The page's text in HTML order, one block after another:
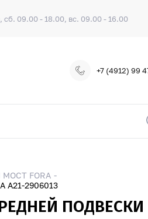
сб. 09.00 - 18.00, вс. 09.00 - 16.00
+7 (4912) 99
FORA
2906013
ПОДВЕСКИ